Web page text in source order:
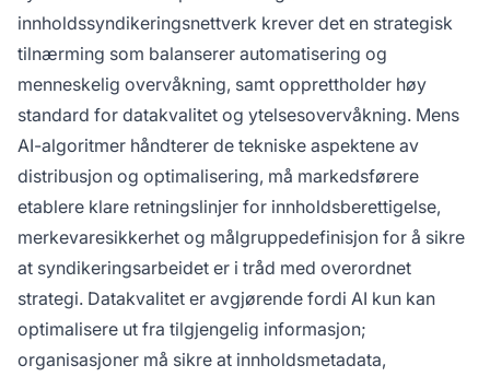
innholdssyndikeringsnettverk krever det en strategisk
tilnærming som balanserer automatisering og
menneskelig overvåkning, samt opprettholder høy
standard for datakvalitet og ytelsesovervåkning. Mens
AI-algoritmer håndterer de tekniske aspektene av
distribusjon og optimalisering, må markedsførere
etablere klare retningslinjer for innholdsberettigelse,
merkevaresikkerhet og målgruppedefinisjon for å sikre
at syndikeringsarbeidet er i tråd med overordnet
strategi. Datakvalitet er avgjørende fordi AI kun kan
optimalisere ut fra tilgjengelig informasjon;
organisasjoner må sikre at innholdsmetadata,